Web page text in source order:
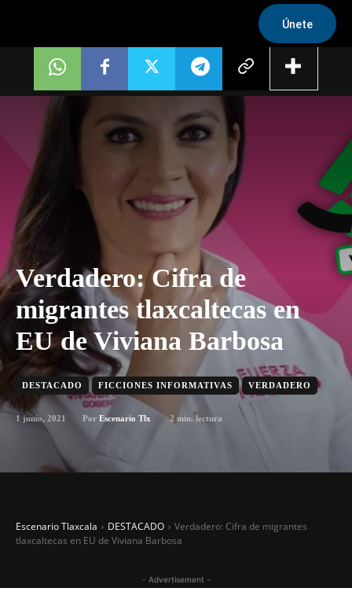
Únete
Verdadero: Cifra de
migrantes tlaxcaltecas en
EU de Viviana Barbosa
DESTACADO FICCIONES INFORMATIVAS VERDADERO
1 junio, 2021 Por Escenario Tlx 2 min. lectura
Escenario Tlaxcala DESTACADO
Verdadero: Cifra de migrantes
tlaxcaltecas en EU de Viviana Barbosa
- Advertisement -